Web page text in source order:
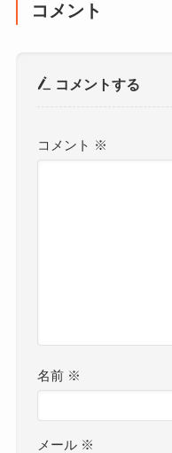
コメント
コメントする
コメント ※
名前 ※
メール ※